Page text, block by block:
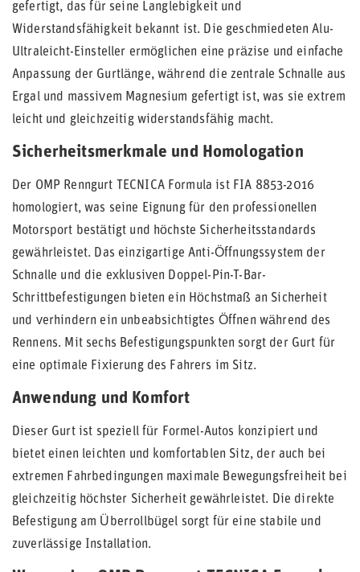
gefertigt, das für seine Langlebigkeit und
Widerstandsfähigkeit bekannt ist. Die geschmiedeten Alu-
Ultraleicht-Einsteller ermöglichen eine präzise und einfache
Anpassung der Gurtlänge, während die zentrale Schnalle aus
Ergal und massivem Magnesium gefertigt ist, was sie extrem
leicht und gleichzeitig widerstandsfähig macht.
Sicherheitsmerkmale und Homologation
Der OMP Renngurt TECNICA Formula ist FIA 8853-2016
homologiert, was seine Eignung für den professionellen
Motorsport bestätigt und höchste Sicherheitsstandards
gewährleistet. Das einzigartige Anti-Öffnungssystem der
Schnalle und die exklusiven Doppel-Pin-T-Bar-
Schrittbefestigungen bieten ein Höchstmaß an Sicherheit
und verhindern ein unbeabsichtigtes Öffnen während des
Rennens. Mit sechs Befestigungspunkten sorgt der Gurt für
eine optimale Fixierung des Fahrers im Sitz.
Anwendung und Komfort
Dieser Gurt ist speziell für Formel-Autos konzipiert und
bietet einen leichten und komfortablen Sitz, der auch bei
extremen Fahrbedingungen maximale Bewegungsfreiheit bei
gleichzeitig höchster Sicherheit gewährleistet. Die direkte
Befestigung am Überrollbügel sorgt für eine stabile und
zuverlässige Installation.